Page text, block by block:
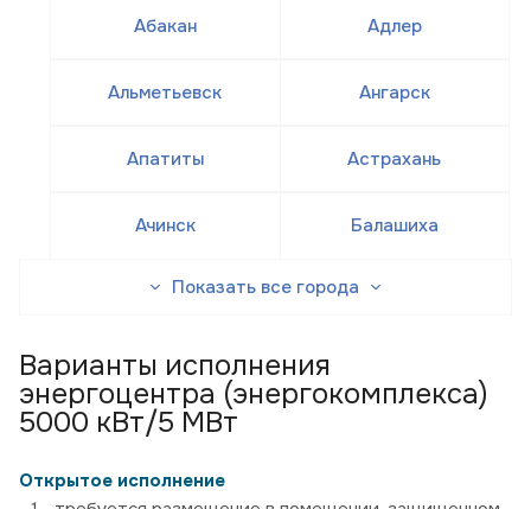
Абакан Адлер
Альметьевск Ангарск
Апатиты Астрахань
Ачинск Балашиха
Показать все города
Варианты исполнения
энергоцентра (энергокомплекса)
5000 кВт/5 МВт
Открытое исполнение